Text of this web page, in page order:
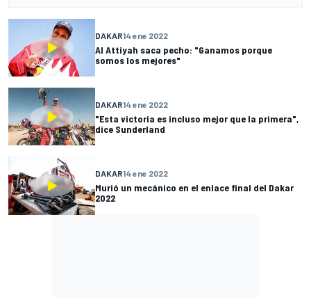
DAKAR14 ene 2022
Al Attiyah saca pecho: "Ganamos porque
somos los mejores"
DAKAR14 ene 2022
"Esta victoria es incluso mejor que la primera",
dice Sunderland
DAKAR14 ene 2022
Murió un mecánico en el enlace final del Dakar
2022